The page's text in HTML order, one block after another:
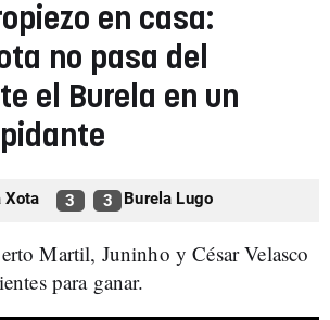
en casa:
no pasa del
el Burela en un
Xota 3 3 Burela Lugo
Martil, Juninho y César Velasco
para ganar.